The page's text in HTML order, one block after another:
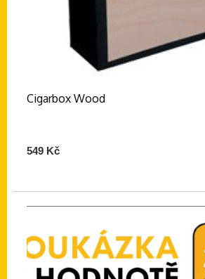
Cigarbox Wood
549 Kč